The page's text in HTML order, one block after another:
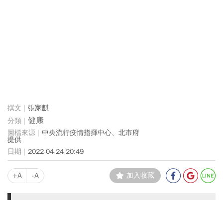
張家麒
健康
中央流行疫情指揮中心、北市府
提供
2022-04-24 20:49
+A -A 加入收藏